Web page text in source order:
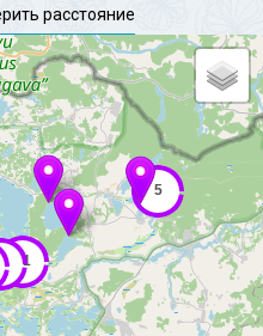
расстояние